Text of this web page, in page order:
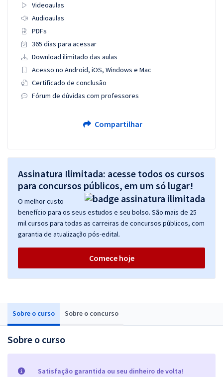
Sobre o curso Sobre o concurso
Sobre o curso
Satisfação garantida ou seu dinheiro de volta!
Videoaulas
Audioaulas
PDFs
365 dias para acessar
Download ilimitado das aulas
Acesso no Android, iOS, Windows e Mac
Certificado de conclusão
Fórum de dúvidas com professores
Compartilhar
Assinatura Ilimitada: acesse todos os cursos
para concursos públicos, em um só lugar!
O melhor custo
benefício para os seus estudos e seu bolso. São mais de 25
mil cursos para todas as carreiras de concursos públicos, com
garantia de atualização pós-edital.
Comece hoje